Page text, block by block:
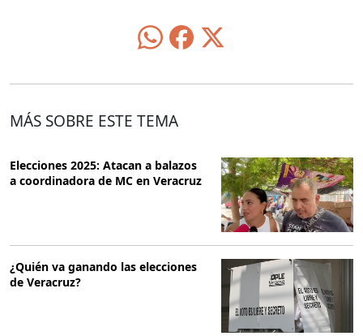
MÁS SOBRE ESTE TEMA
Elecciones 2025: Atacan a balazos
a coordinadora de MC en Veracruz
¿Quién va ganando las elecciones
de Veracruz?